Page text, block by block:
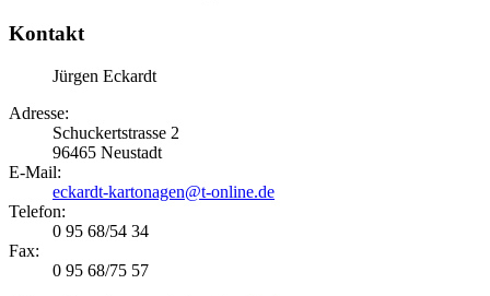
Kontakt
Jürgen Eckardt
Adresse:
Schuckertstrasse 2
96465 Neustadt
E-Mail:
eckardt-kartonagen@t-online.de
Telefon:
0 95 68/54 34
Fax:
0 95 68/75 57